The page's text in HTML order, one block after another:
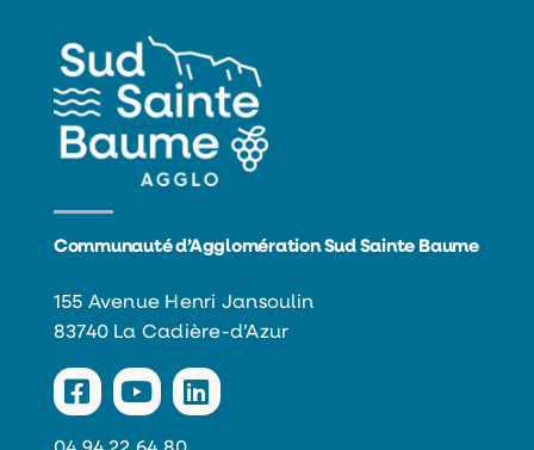
Communauté d’Agglomération Sud Sainte Baume
155 Avenue Henri Jansoulin
83740 La Cadière-d’Azur